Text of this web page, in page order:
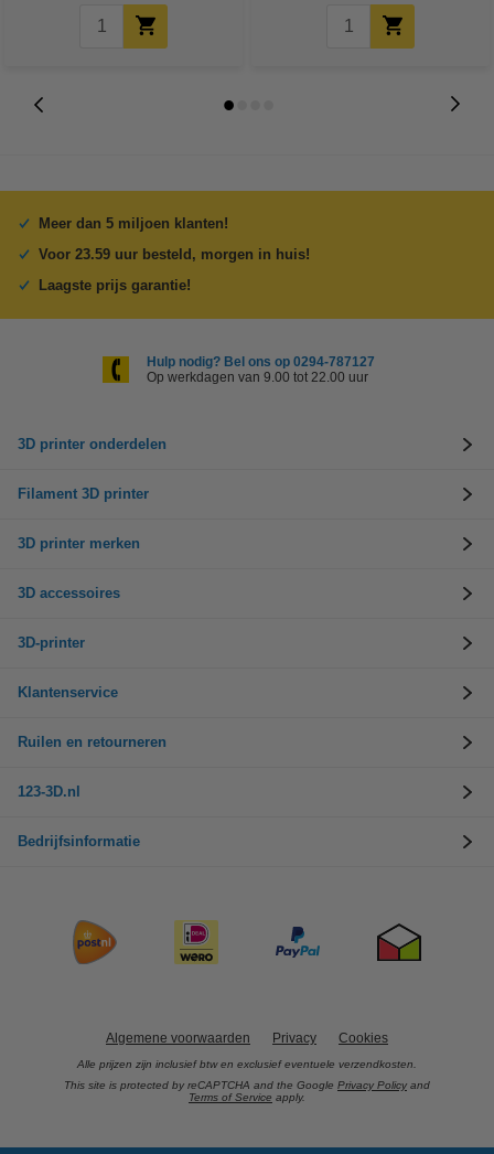
Meer dan 5 miljoen klanten!
Voor 23.59 uur besteld, morgen in huis!
Laagste prijs garantie!
Hulp nodig? Bel ons op 0294-787127
Op werkdagen van 9.00 tot 22.00 uur
3D printer onderdelen
Filament 3D printer
3D printer merken
3D accessoires
3D-printer
Klantenservice
Ruilen en retourneren
123-3D.nl
Bedrijfsinformatie
Algemene voorwaarden Privacy Cookies
Alle prijzen zijn inclusief btw en exclusief eventuele verzendkosten.
This site is protected by reCAPTCHA and the Google Privacy Policy and
Terms of Service apply.